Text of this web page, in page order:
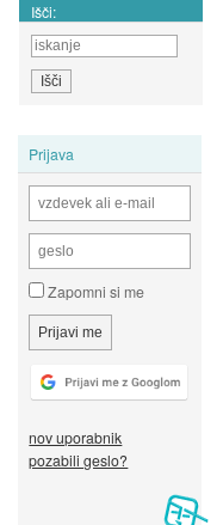
Išči:
Prijava
Zapomni si me
nov uporabnik
pozabili geslo?